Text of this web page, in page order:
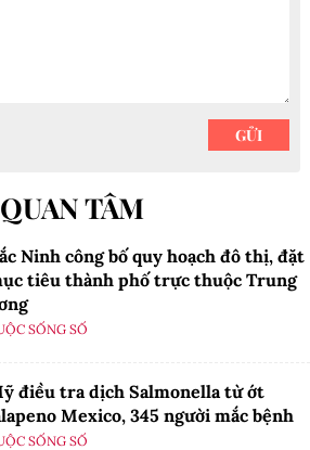
TÂM
Ninh công bố quy hoạch đô thị, đặt
tiêu thành phố trực thuộc Trung
SỐNG SỐ
điều tra dịch Salmonella từ ớt
Mexico, 345 người mắc bệnh
SỐNG SỐ